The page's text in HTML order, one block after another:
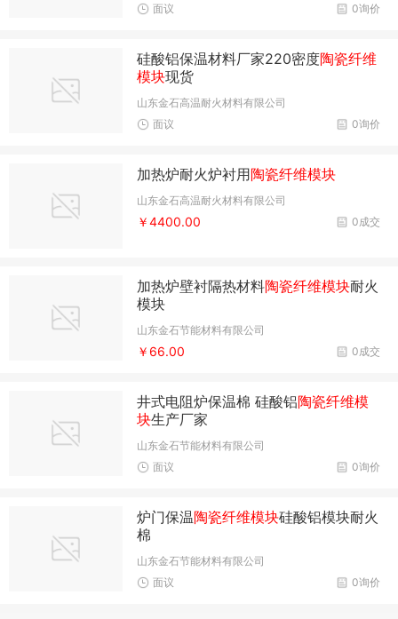
0询价
面议
硅酸铝保温材料厂家220密度陶瓷纤维
模块现货
山东金石高温耐火材料有限公司
0询价
面议
加热炉耐火炉衬用陶瓷纤维模块
山东金石高温耐火材料有限公司
0成交
￥4400.00
加热炉壁衬隔热材料陶瓷纤维模块耐火
模块
山东金石节能材料有限公司
0成交
￥66.00
井式电阻炉保温棉 硅酸铝陶瓷纤维模
块生产厂家
山东金石节能材料有限公司
0询价
面议
炉门保温陶瓷纤维模块硅酸铝模块耐火
棉
山东金石节能材料有限公司
0询价
面议